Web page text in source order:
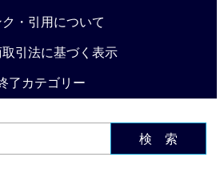
ク・引用について
引法に基づく表示
了カテゴリー
検 索